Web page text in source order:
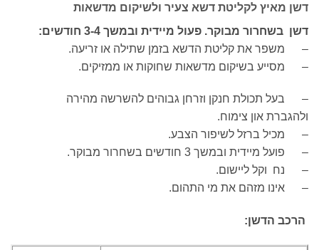
לקליטת דשא צעיר ולשיקום מדשאות
מבוקר. פעול מיידית ובמשך 3-4 חודשים:
את קליטת הדשא בזמן שתילה או זריעה.
בשיקום מדשאות שחוקות או ממזיקים.
תכולת חנקן וזרחן גבוהים להשרשה מהירה
און צימוח.
ברזל לשיפור הצבע.
ובמשך 3 חודשים בשחרור מבוקר.
וקל ליישום.
מזהם את מי התהום.
הדשן: